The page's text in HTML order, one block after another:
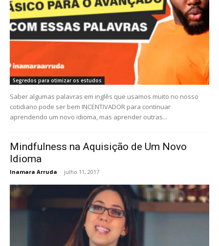
Segredos para otimizar os estudos
Saber algumas palavras em inglês que usamos muito no nosso
cotidiano pode ser bem INCENTIVADOR para continuar
aprendendo um novo idioma, mas aprender outras...
Mindfulness na Aquisição de Um Novo
Idioma
Inamara Arruda - julho 11, 2017